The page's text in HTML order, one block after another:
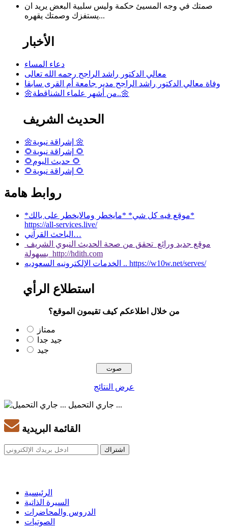
صمتك في وجه المسيئ حكمة وليس سلبية البعض يريد ان
يستفزك وصمتك يقهره...
الأخبار
دعاء المساء
معالي الدكتور راشد الراجح رحمه الله تعالى
وفاة معالي الدكتور راشد الراجح مدير جامعة أم القرى سابقا
🌼من أشهر علماء الشناقطة..🌼
الحديث الشريف
🌼إشراقة نبوية 🌼
🌻إشراقة نبوية 🌻
🌻حديث اليوم 🌻
🌻إشراقة نبوية 🌻
روابط هامة
*موقع فيه كل شي* *مايخطر ومالايخطر على بالك*
https://all-services.live/
الباحث القرآني…
موقع جديد ورائع تحقق من صحة الحديث النبوي الشريف
بسهولة http://hdith.com
الخدمات الإلكترونيه السعوديه .. https://w10w.net/serves/
استطلاع الرأي
من خلال اطلاعكم كيف تقيمون الموقع؟
ممتاز
جيد جدا
جيد
عرض النتائج
جاري التحميل ...
القائمة البريدية
الرئيسية
السيرة الذاتية
الدروس والمحاضرات
الصوتيات